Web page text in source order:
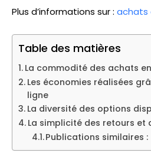
Plus d’informations sur : achats
Table des matières
La commodité des achats
Les économies réalisées
ligne
La diversité des options
La simplicité des retours et
Publications similaires :